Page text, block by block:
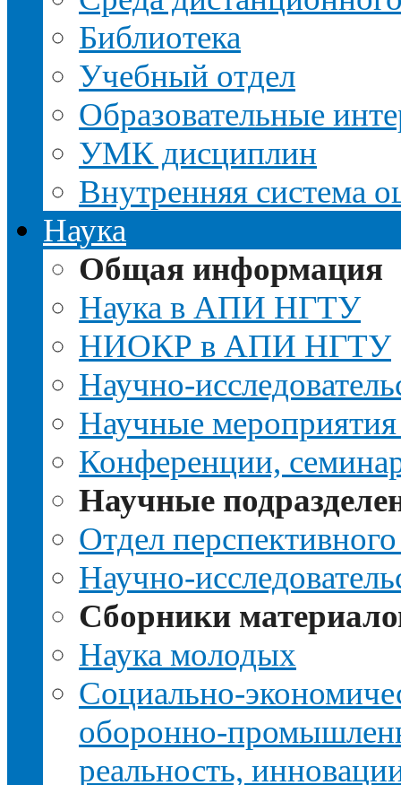
Библиотека
Учебный отдел
Образовательные
УМК дисциплин
Внутренняя система
Наука
Общая информация
Наука в АПИ НГТУ
НИОКР в АПИ НГТУ
Научно-
Научные
Конференции,
Научные
Отдел
Научно-
Сборники
Наука молодых
Социально-
оборонно-
реальность,